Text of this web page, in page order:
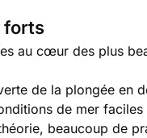
forts
au cœur des plus
de la plongée en
de mer faciles
beaucoup de